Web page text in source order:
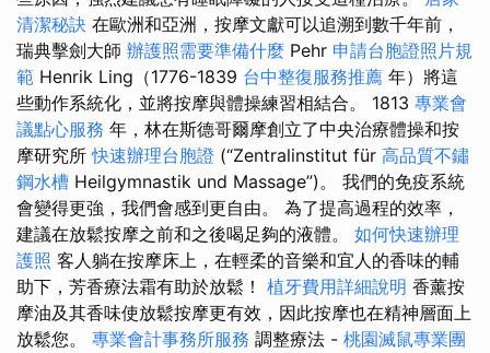
清潔秘訣 在歐洲和亞洲，按摩文獻可以追溯到數千年前，
瑞典擊劍大師 辦護照需要準備什麼 Pehr 申請台胞證照片規
範 Henrik Ling（1776-1839 台中整復服務推薦 年）將這
些動作系統化，並將按摩與體操練習相結合。 1813 專業會
議點心服務 年，林在斯德哥爾摩創立了中央治療體操和按
摩研究所快速辦理台胞證 (“Zentralinstitut für 高品質不鏽
鋼水槽 Heilgymnastik und Massage”)。 我們的免疫系統
會變得更強，我們會感到更自由。 為了提高過程的效率，
建議在放鬆按摩之前和之後喝足夠的液體。 如何快速辦理
護照 客人躺在按摩床上，在輕柔的音樂和宜人的香味的輔
助下，芳香療法霜有助於放鬆！ 植牙費用詳細說明 香薰按
摩油及其香味使放鬆按摩更有效，因此按摩也在精神層面上
放鬆您。 專業會計事務所服務 調整療法 - 桃園滅鼠專業團